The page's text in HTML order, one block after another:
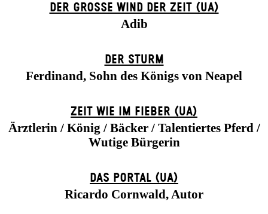
DER GROSSE WIND DER ZEIT (UA)
Adib
DER STURM
Ferdinand, Sohn des Königs von Neapel
ZEIT WIE IM FIEBER (UA)
Ärztlerin / König / Bäcker / Talentiertes Pferd /
Wutige Bürgerin
DAS POR­TAL (UA)
Ricardo Cornwald, Autor